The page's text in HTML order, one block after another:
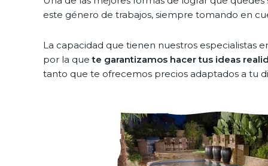
este género de trabajos, siempre tomando en
La capacidad que tienen nuestros especialistas
por la quete garantizamos hacer tus ideas
tanto que te ofrecemos precios adaptados a tu